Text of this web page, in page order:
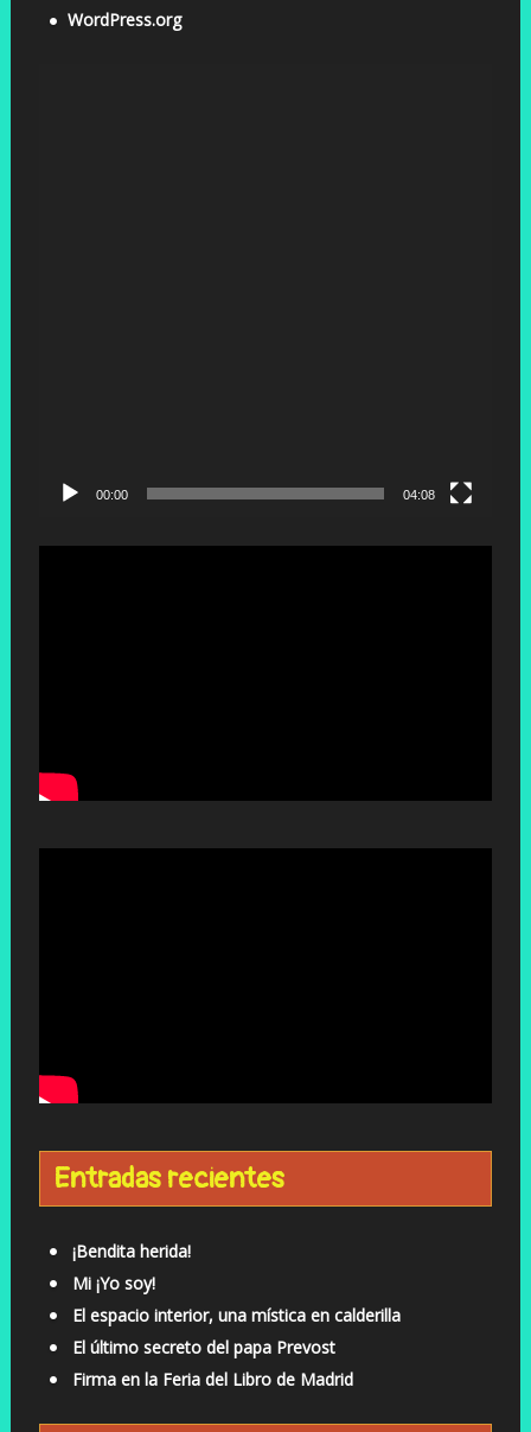
WordPress.org
00:00 04:08
Entradas recientes
¡Bendita herida!
Mi ¡Yo soy!
El espacio interior, una mística en calderilla
El último secreto del papa Prevost
Firma en la Feria del Libro de Madrid